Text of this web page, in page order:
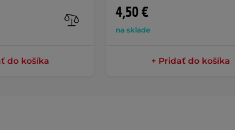
do košíka
4,50 €
na sklade
+ Pridať do košíka